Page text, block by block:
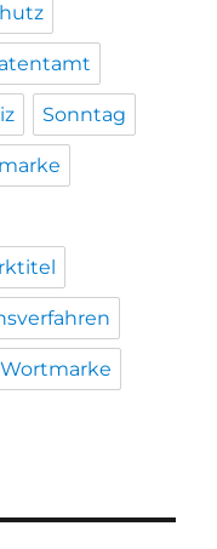
Sonntag
Wortmarke